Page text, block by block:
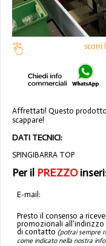
Affrettati! Questo
scappare!
DATI TECNICI:
SPINGIBARRA TOP
Per il PREZZO
E-mail:
Presto il consenso a
promozionali all'indirizzo
di contatto (potrai sempre
come indicato nella nostra